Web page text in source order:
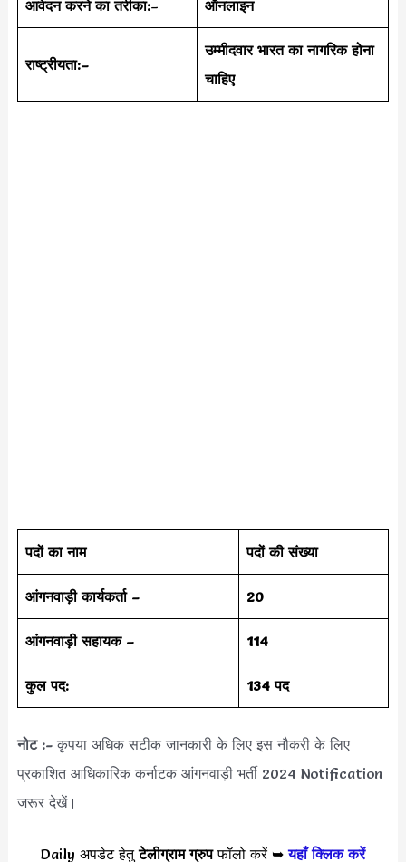
आवेदन करने का तरीका:– ऑनलाइन
राष्ट्रीयता:–
उम्मीदवार भारत का नागरिक होना
चाहिए
पदों का नाम पदों की संख्या
आंगनवाड़ी कार्यकर्ता – 20
आंगनवाड़ी सहायक– 114
कुल पद: 134 पद
नोट :-कृपया अधिक सटीक जानकारी के लिए इस नौकरी के लिए
प्रकाशित आधिकारिक कर्नाटक आंगनवाड़ी भर्ती 2024 Notification
जरूर देखें।
Daily अपडेट हेतुटेलीग्राम ग्रुपफॉलो करें ➥यहाँ क्लिक करें